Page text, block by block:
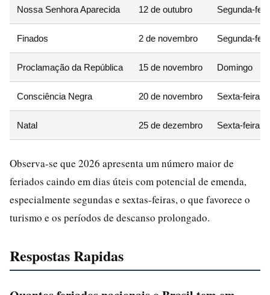
Nossa Senhora Aparecida 12 de outubro Segunda-
Finados 2 de novembro Segunda-
Proclamação da República 15 de novembro Domingo
Consciência Negra 20 de novembro Sexta-feira
Natal 25 de dezembro Sexta-feira
Observa-se que 2026 apresenta um número maior de
feriados caindo em dias úteis com potencial de emenda,
especialmente segundas e sextas-feiras, o que favorece o
turismo e os períodos de descanso prolongado.
Respostas Rapidas